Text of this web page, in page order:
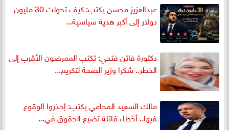
عبدالعزيز محسن يكتب: كيف تحولت 30 مليون
دولار إلى أكبر هدية سياسية...
دكتورة فاتن فتحي: تكتب الممرضون الأقرب إلى
الخطر.. شكرا وزير الصحة لتكريم...
مالك السعيد المحامي يكتب: إحذروا الوقوع
فيها.. أخطاء قاتلة تضيع الحقوق في...